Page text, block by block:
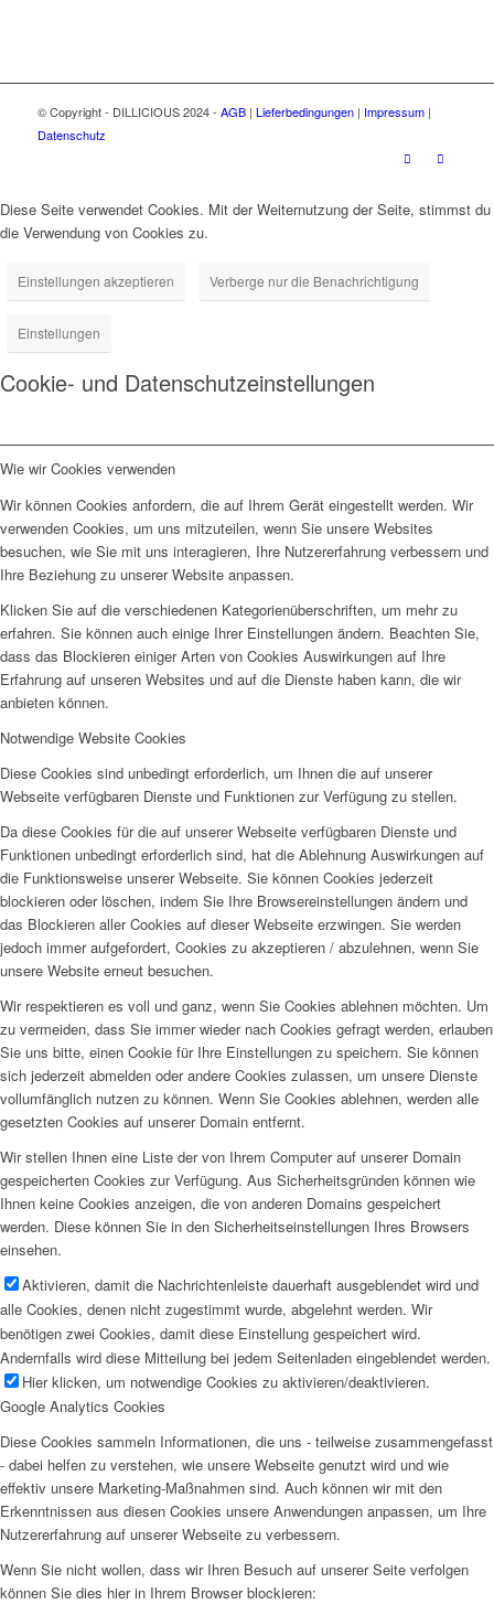
© Copyright - DILLICIOUS 2024 - AGB| Lieferbedingungen| Impressum|
Datenschutz
Diese Seite verwendet Cookies. Mit der Weiternutzung der Seite, stimmst du
die Verwendung von Cookies zu.
Einstellungen akzeptieren Verberge nur die Benachrichtigung
Einstellungen
Cookie- und Datenschutzeinstellungen
Wie wir Cookies verwenden
Wir können Cookies anfordern, die auf Ihrem Gerät eingestellt werden. Wir
verwenden Cookies, um uns mitzuteilen, wenn Sie unsere Websites
besuchen, wie Sie mit uns interagieren, Ihre Nutzererfahrung verbessern und
Ihre Beziehung zu unserer Website anpassen.
Klicken Sie auf die verschiedenen Kategorienüberschriften, um mehr zu
erfahren. Sie können auch einige Ihrer Einstellungen ändern. Beachten Sie,
dass das Blockieren einiger Arten von Cookies Auswirkungen auf Ihre
Erfahrung auf unseren Websites und auf die Dienste haben kann, die wir
anbieten können.
Notwendige Website Cookies
Diese Cookies sind unbedingt erforderlich, um Ihnen die auf unserer
Webseite verfügbaren Dienste und Funktionen zur Verfügung zu stellen.
Da diese Cookies für die auf unserer Webseite verfügbaren Dienste und
Funktionen unbedingt erforderlich sind, hat die Ablehnung Auswirkungen auf
die Funktionsweise unserer Webseite. Sie können Cookies jederzeit
blockieren oder löschen, indem Sie Ihre Browsereinstellungen ändern und
das Blockieren aller Cookies auf dieser Webseite erzwingen. Sie werden
jedoch immer aufgefordert, Cookies zu akzeptieren / abzulehnen, wenn Sie
unsere Website erneut besuchen.
Wir respektieren es voll und ganz, wenn Sie Cookies ablehnen möchten. Um
zu vermeiden, dass Sie immer wieder nach Cookies gefragt werden, erlauben
Sie uns bitte, einen Cookie für Ihre Einstellungen zu speichern. Sie können
sich jederzeit abmelden oder andere Cookies zulassen, um unsere Dienste
vollumfänglich nutzen zu können. Wenn Sie Cookies ablehnen, werden alle
gesetzten Cookies auf unserer Domain entfernt.
Wir stellen Ihnen eine Liste der von Ihrem Computer auf unserer Domain
gespeicherten Cookies zur Verfügung. Aus Sicherheitsgründen können wie
Ihnen keine Cookies anzeigen, die von anderen Domains gespeichert
werden. Diese können Sie in den Sicherheitseinstellungen Ihres Browsers
einsehen.
Aktivieren, damit die Nachrichtenleiste dauerhaft ausgeblendet wird und
alle Cookies, denen nicht zugestimmt wurde, abgelehnt werden. Wir
benötigen zwei Cookies, damit diese Einstellung gespeichert wird.
Andernfalls wird diese Mitteilung bei jedem Seitenladen eingeblendet werden.
Hier klicken, um notwendige Cookies zu aktivieren/deaktivieren.
Google Analytics Cookies
Diese Cookies sammeln Informationen, die uns - teilweise zusammengefasst
- dabei helfen zu verstehen, wie unsere Webseite genutzt wird und wie
effektiv unsere Marketing-Maßnahmen sind. Auch können wir mit den
Erkenntnissen aus diesen Cookies unsere Anwendungen anpassen, um Ihre
Nutzererfahrung auf unserer Webseite zu verbessern.
Wenn Sie nicht wollen, dass wir Ihren Besuch auf unserer Seite verfolgen
können Sie dies hier in Ihrem Browser blockieren: